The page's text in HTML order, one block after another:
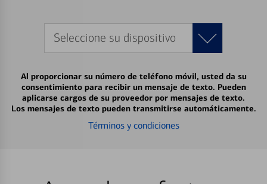
Seleccione su dispositivo
Al proporcionar su número de teléfono móvil, usted da su
consentimiento para recibir un mensaje de texto. Pueden
aplicarse cargos de su proveedor por mensajes de texto.
Los mensajes de texto pueden transmitirse automáticamente.
Términos y condiciones